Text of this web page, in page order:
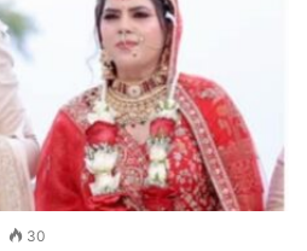
30